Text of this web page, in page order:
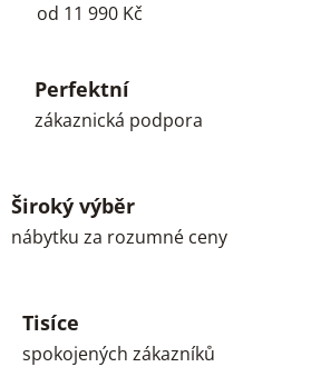
od 11 990 Kč
Perfektní
zákaznická podpora
Široký výběr
nábytku za rozumné ceny
Tisíce
spokojených zákazníků